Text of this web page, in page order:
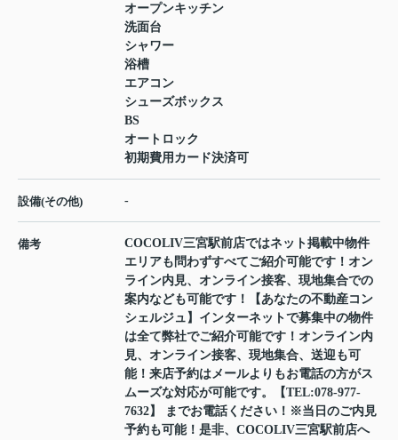
オープンキッチン
洗面台
シャワー
浴槽
エアコン
シューズボックス
BS
オートロック
初期費用カード決済可
設備(その他) -
備考
COCOLIV三宮駅前店ではネット掲載中物件
エリアも問わずすべてご紹介可能です！オン
ライン内見、オンライン接客、現地集合での
案内なども可能です！【あなたの不動産コン
シェルジュ】インターネットで募集中の物件
は全て弊社でご紹介可能です！オンライン内
見、オンライン接客、現地集合、送迎も可
能！来店予約はメールよりもお電話の方がス
ムーズな対応が可能です。【TEL:078-977-
7632】 までお電話ください！※当日のご内見
予約も可能！是非、COCOLIV三宮駅前店へ